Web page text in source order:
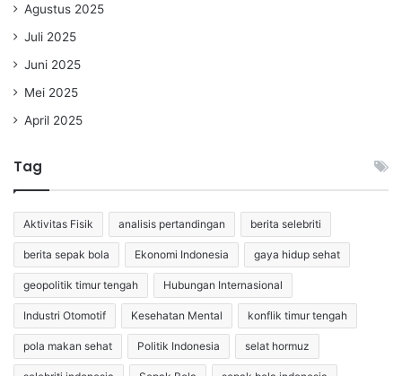
Agustus 2025
Juli 2025
Juni 2025
Mei 2025
April 2025
Tag
Aktivitas Fisik analisis pertandingan berita selebriti
berita sepak bola Ekonomi Indonesia gaya hidup sehat
geopolitik timur tengah Hubungan Internasional
Industri Otomotif Kesehatan Mental konflik timur tengah
pola makan sehat Politik Indonesia selat hormuz